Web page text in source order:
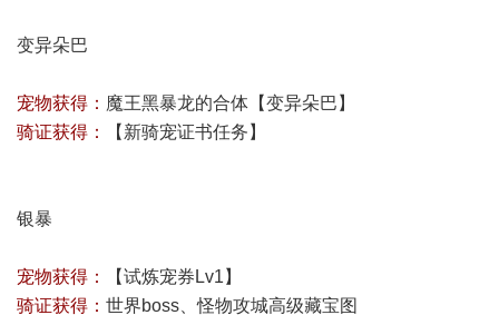
变异朵巴
宠物获得： 魔王黑暴龙的合体【变异朵巴】
骑证获得：
【 新骑宠证书任务 】
银暴
宠物获得：
【试炼宠券Lv1】
骑证获得： 世界boss、怪物攻城高级藏宝图